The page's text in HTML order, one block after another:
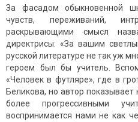
За фасадом обыкновенной
чувств, переживаний,
раскрывающими смысл
директрисы: «За вашим
русской литературе не так уж
героем был бы учитель.
«Человек в футляре», где в
Беликова, но автор
более прогрессивными
воспринимается нами не как